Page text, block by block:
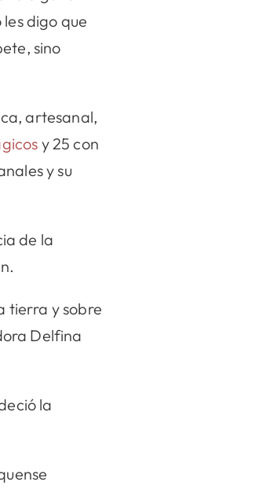
digo que
sino
artesanal,
y 25 con
y su
de la
tierra y sobre
Delfina
la